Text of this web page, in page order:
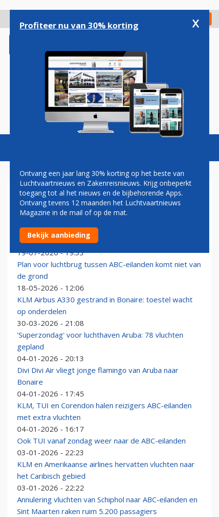
gaan
Check in
Magazine Podcasts Vacatures
ARUBA
Southwest lanceert rechtstreekse vluchten tussen
Aruba en muziekstad Nashville
19-07-2026 - 19:33
Plan voor luchtbrug tussen ABC-eilanden komt niet van
de grond
18-05-2026 - 12:06
KLM Airbus A330 gestrand in Bonaire: toestel wacht
op onderdelen
30-03-2026 - 21:08
'Superzondag' voor luchthaven Aruba: 78 vluchten
gepland
04-01-2026 - 20:13
Divi Divi Air vliegt jonge flamingo van Aruba naar
Bonaire
04-01-2026 - 17:45
KLM, TUI en Corendon halen reizigers ABC-eilanden
met extra vluchten
04-01-2026 - 16:17
Ook TUI vanaf zondag weer naar de ABC-eilanden
03-01-2026 - 22:23
KLM en Amerikaanse airlines hervatten vluchten naar
het Caribisch gebied
03-01-2026 - 22:22
Annulering vluchten van Schiphol naar ABC-eilanden en
Sint Maarten raken ruim 5.200 passagiers
Profiteer nu van 30% korting x
Ontvang een jaar lang 30% korting op het beste van
Luchtvaartnieuws en Zakenreisnieuws. Krijg onbeperkt
toegang tot al het nieuws en de bijbehorende Apps.
Ontvang tevens 12 maanden het Luchtvaartnieuws
Magazine in de mail of op de mat.
Bekijk aanbieding